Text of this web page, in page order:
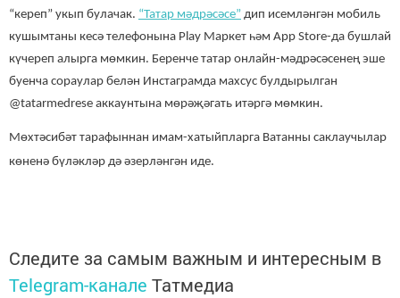
“кереп” укып булачак. “Татар мәдрәсәсе” дип исемләнгән мобиль
кушымтаны кесә телефонына Play Маркет һәм App Store-да бушлай
күчереп алырга мөмкин. Беренче татар онлайн-мәдрәсәсенең эше
буенча сораулар белән Инстаграмда махсус булдырылган
@tatarmedrese аккаунтына мөрәҗәгать итәргә мөмкин.
Мөхтәсибәт тарафыннан имам-хатыйпларга Ватанны саклаучылар
көненә бүләкләр дә әзерләнгән иде.
Следите за самым важным и интересным в
Telegram-канале Татмедиа